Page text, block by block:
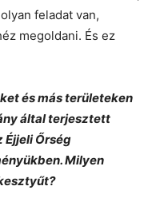
feladat van,
megoldani. És ez
és más területeken
által terjesztett
Éjjeli Őrség
Milyen